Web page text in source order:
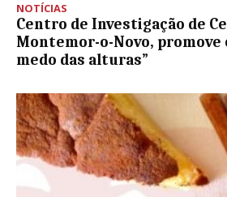
NOTÍCIAS
Centro de Investigação de
Montemor-o-Novo, promove
medo das alturas”